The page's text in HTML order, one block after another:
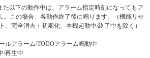
た以下の動作中は、アラーム指定時刻になってもア
。この場合、各動作終了後に鳴ります。（機能リセ
、完全消去＋初期化、本機起動中/終了中を除く）
ルアラーム/TODOアラーム鳴動中
/再生中